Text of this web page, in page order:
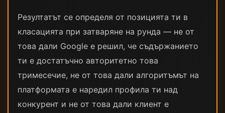
Резултатът се определя от позицията ти в
класацията при затваряне на рунда — не от
това дали Google е решил, че съдържанието
ти е достатъчно авторитетно това
тримесечие, не от това дали алгоритъмът на
платформата е наредил профила ти над
конкурент и не от това дали клиент е